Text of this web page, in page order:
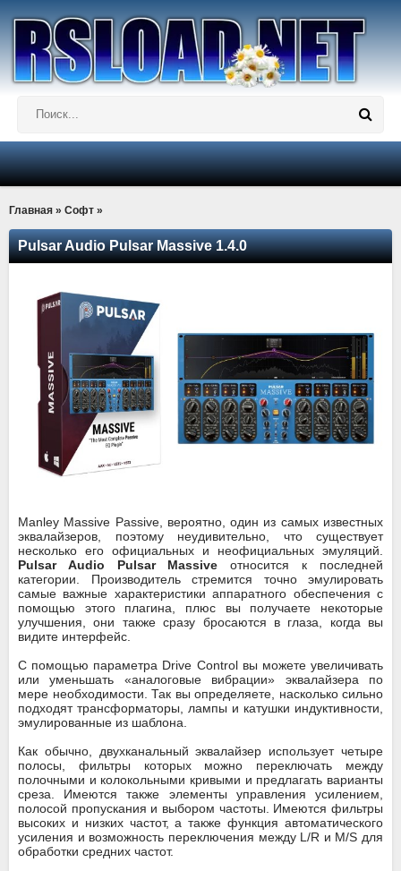
Главная » Софт »
Pulsar Audio Pulsar Massive 1.4.0
Manley Massive Passive, вероятно, один из самых известных
эквалайзеров, поэтому неудивительно, что существует
несколько его официальных и неофициальных эмуляций.
Pulsar Audio Pulsar Massive относится к последней
категории. Производитель стремится точно эмулировать
самые важные характеристики аппаратного обеспечения с
помощью этого плагина, плюс вы получаете некоторые
улучшения, они также сразу бросаются в глаза, когда вы
видите интерфейс.
С помощью параметра Drive Control вы можете увеличивать
или уменьшать «аналоговые вибрации» эквалайзера по
мере необходимости. Так вы определяете, насколько сильно
подходят трансформаторы, лампы и катушки индуктивности,
эмулированные из шаблона.
Как обычно, двухканальный эквалайзер использует четыре
полосы, фильтры которых можно переключать между
полочными и колокольными кривыми и предлагать варианты
среза. Имеются также элементы управления усилением,
полосой пропускания и выбором частоты. Имеются фильтры
высоких и низких частот, а также функция автоматического
усиления и возможность переключения между L/R и M/S для
обработки средних частот.